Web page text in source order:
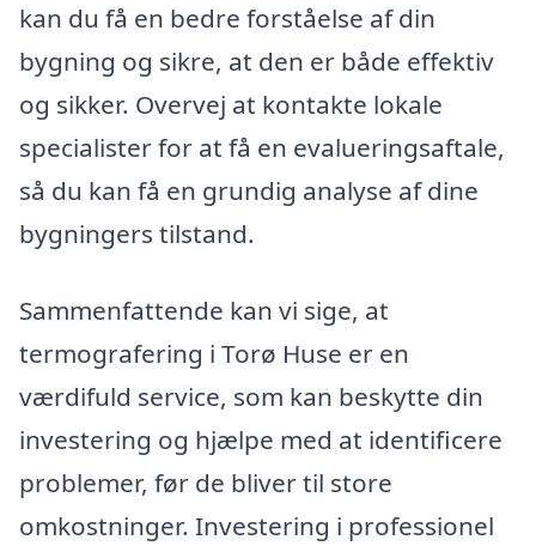
kan du få en bedre forståelse af din
bygning og sikre, at den er både effektiv
og sikker. Overvej at kontakte lokale
specialister for at få en evalueringsaftale,
så du kan få en grundig analyse af dine
bygningers tilstand.
Sammenfattende kan vi sige, at
termografering i Torø Huse er en
værdifuld service, som kan beskytte din
investering og hjælpe med at identificere
problemer, før de bliver til store
omkostninger. Investering i professionel